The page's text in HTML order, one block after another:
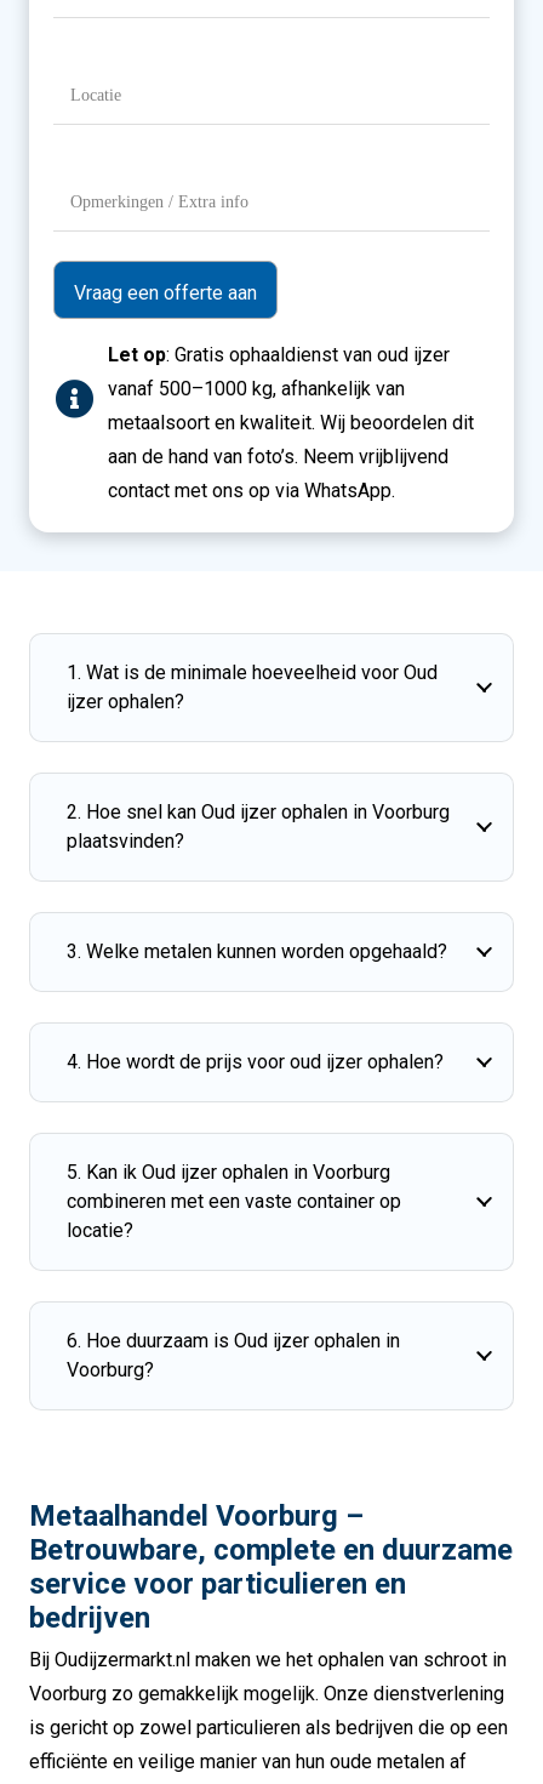
Extra
info
Let op: Gratis ophaaldienst van oud ijzer
vanaf 500–1000 kg, afhankelijk van
metaalsoort en kwaliteit. Wij beoordelen dit
aan de hand van foto’s. Neem vrijblijvend
contact met ons op via WhatsApp.
1. Wat is de minimale hoeveelheid voor Oud
ijzer ophalen?
2. Hoe snel kan Oud ijzer ophalen in Voorburg
plaatsvinden?
3. Welke metalen kunnen worden opgehaald?
4. Hoe wordt de prijs voor oud ijzer ophalen?
5. Kan ik Oud ijzer ophalen in Voorburg
combineren met een vaste container op
locatie?
6. Hoe duurzaam is Oud ijzer ophalen in
Voorburg?
Metaalhandel Voorburg –
Betrouwbare, complete en duurzame
service voor particulieren en
bedrijven
Bij Oudijzermarkt.nl maken we het ophalen van schroot in
Voorburg zo gemakkelijk mogelijk. Onze dienstverlening
is gericht op zowel particulieren als bedrijven die op een
efficiënte en veilige manier van hun oude metalen af